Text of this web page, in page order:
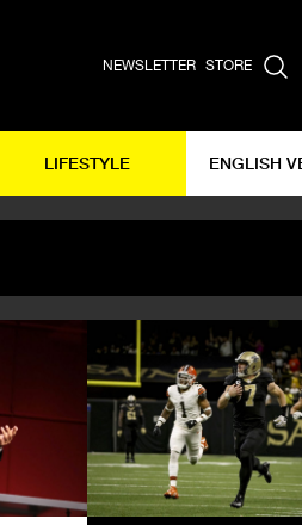
NEWSLETTER STORE
LIFESTYLE ENGLISH
ALTRI SPORT